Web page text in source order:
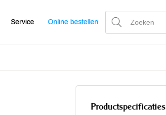
Service Online bestellen
Productspecificaties